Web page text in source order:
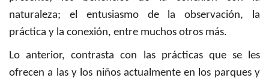
naturaleza; el entusiasmo de la observación, la
práctica y la conexión, entre muchos otros más.
Lo anterior, contrasta con las prácticas que se les
ofrecen a las y los niños actualmente en los parques y